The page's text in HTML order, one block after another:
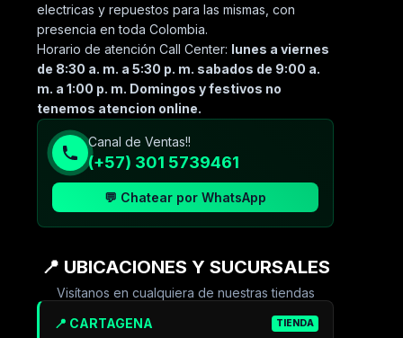
electricas y repuestos para las mismas, con
presencia en toda Colombia.
Horario de atención Call Center: lunes a viernes
de 8:30 a. m. a 5:30 p. m. sabados de 9:00 a.
m. a 1:00 p. m. Domingos y festivos no
tenemos atencion online.
Canal de Ventas!!
(+57) 301 5739461
💬 Chatear por WhatsApp
📍 UBICACIONES Y SUCURSALES
Visítanos en cualquiera de nuestras tiendas
📍 CARTAGENA TIENDA